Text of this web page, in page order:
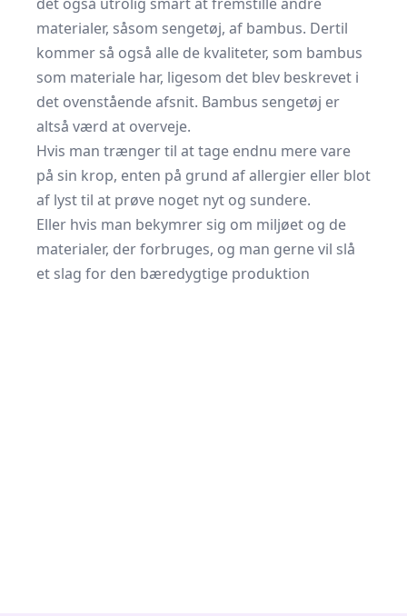
materialer, såsom sengetøj, af bambus. Dertil
kommer så også alle de kvaliteter, som bambus
som materiale har, ligesom det blev beskrevet i
det ovenstående afsnit. Bambus sengetøj er
altså værd at overveje.
Hvis man trænger til at tage endnu mere vare
på sin krop, enten på grund af allergier eller blot
af lyst til at prøve noget nyt og sundere.
Eller hvis man bekymrer sig om miljøet og de
materialer, der forbruges, og man gerne vil slå
et slag for den bæredygtige produktion